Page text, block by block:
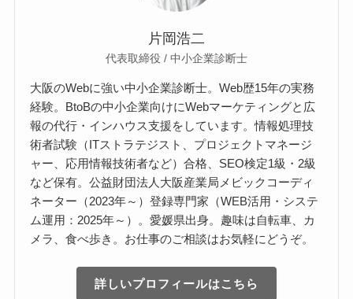
片岡浩二
代表取締役 / 中小企業診断士
大阪のWebに強い中小企業診断士。Web歴15年の実務
経験。BtoBの中小企業向けにWebマーケティングと広
報の代行・インハウス支援をしています。情報処理技
術者試験（ITストラテジスト、プロジェクトマネージ
ャー、応用情報技術者など）合格、SEO検定1級・2級
など保有。公益財団法人大阪産業局メビックコーディ
ネーター（2023年～）登録専門家（WEB活用・システ
ム運用：2025年～）。愛媛県出身。趣味は自転車、カ
メラ、食べ歩き。お仕事のご相談はお気軽にどうぞ。
詳しいプロフィールはこちら